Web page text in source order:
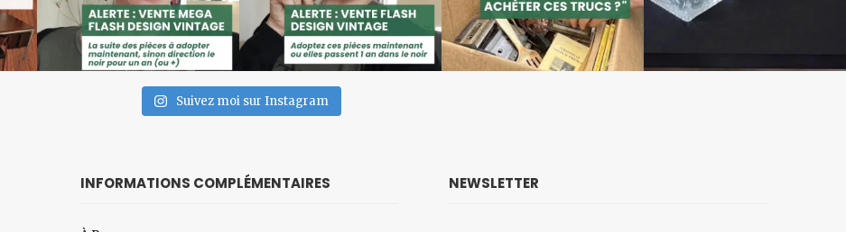
Suivez moi sur Instagram
INFORMATIONS COMPLÉMENTAIRES NEWSLETTER